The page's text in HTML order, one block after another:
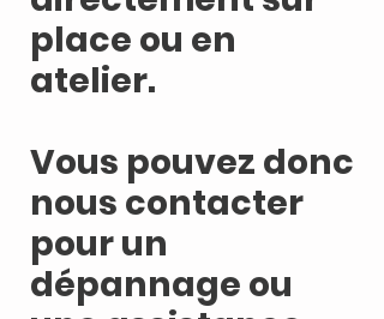
place ou en
atelier.
Vous pouvez donc
nous contacter
pour un
dépannage ou